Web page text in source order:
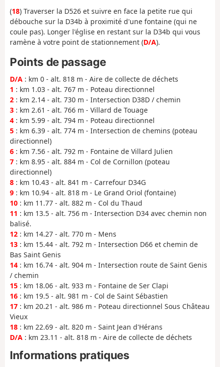
(18) Traverser la D526 et suivre en face la petite rue qui
débouche sur la D34b à proximité d'une fontaine (qui ne
coule pas). Longer l'église en restant sur la D34b qui vous
ramène à votre point de stationnement (D/A).
Points de passage
D/A : km 0 - alt. 818 m - Aire de collecte de déchets
1 : km 1.03 - alt. 767 m - Poteau directionnel
2 : km 2.14 - alt. 730 m - Intersection D38D / chemin
3 : km 2.61 - alt. 766 m - Villard de Touage
4 : km 5.99 - alt. 794 m - Poteau directionnel
5 : km 6.39 - alt. 774 m - Intersection de chemins (poteau
directionnel)
6 : km 7.56 - alt. 792 m - Fontaine de Villard Julien
7 : km 8.95 - alt. 884 m - Col de Cornillon (poteau
directionnel)
8 : km 10.43 - alt. 841 m - Carrefour D34G
9 : km 10.94 - alt. 818 m - Le Grand Oriol (fontaine)
10 : km 11.77 - alt. 882 m - Col du Thaud
11 : km 13.5 - alt. 756 m - Intersection D34 avec chemin non
balisé.
12 : km 14.27 - alt. 770 m - Mens
13 : km 15.44 - alt. 792 m - Intersection D66 et chemin de
Bas Saint Genis
14 : km 16.74 - alt. 904 m - Intersection route de Saint Genis
/ chemin
15 : km 18.06 - alt. 933 m - Fontaine de Ser Clapi
16 : km 19.5 - alt. 981 m - Col de Saint Sébastien
17 : km 20.21 - alt. 986 m - Poteau directionnel Sous Château
Vieux
18 : km 22.69 - alt. 820 m - Saint Jean d'Hérans
D/A : km 23.11 - alt. 818 m - Aire de collecte de déchets
Informations pratiques